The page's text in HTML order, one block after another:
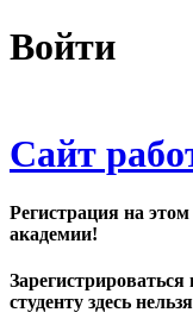
Войти
Сайт
Регистрация на
академии!
Зарегистрироваться
студенту здесь